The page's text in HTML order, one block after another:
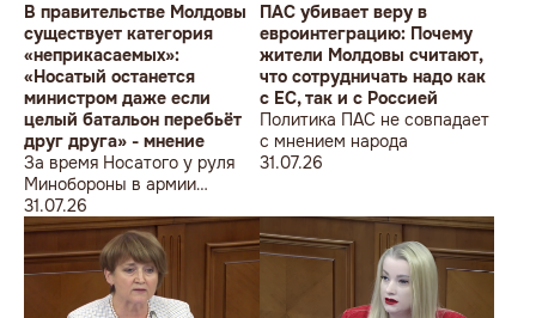
В правительстве Молдовы
существует категория
«неприкасаемых»:
«Носатый останется
министром даже если
целый батальон перебьёт
друг друга» - мнение
За время Носатого у руля
Минобороны в армии
погибли 9 человек в мирное
время, включая
несовершеннолетнего
юношу
31.07.26
ПАС убивает веру в
евроинтеграцию: Почему
жители Молдовы считают,
что сотрудничать надо как
с ЕС, так и с Россией
Политика ПАС не совпадает
с мнением народа
31.07.26